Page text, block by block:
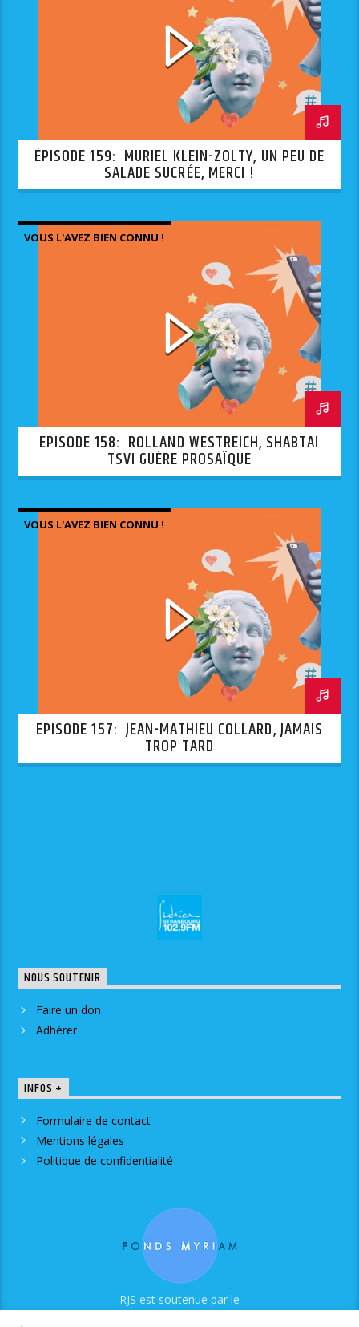
ÉPISODE 159: MURIEL KLEIN-ZOLTY, UN PEU DE
SALADE SUCRÉE, MERCI !
VOUS L'AVEZ BIEN CONNU !
ÉPISODE 158: ROLLAND WESTREICH, SHABTAÏ
TSVI GUÈRE PROSAÏQUE
VOUS L'AVEZ BIEN CONNU !
ÉPISODE 157: JEAN-MATHIEU COLLARD, JAMAIS
TROP TARD
NOUS SOUTENIR
Faire un don
Adhérer
INFOS +
Formulaire de contact
Mentions légales
Politique de confidentialité
RJS est soutenue par le